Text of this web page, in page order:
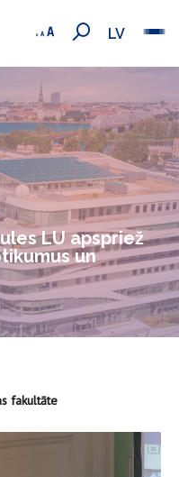
LV
LU apspriež
un
fakultāte